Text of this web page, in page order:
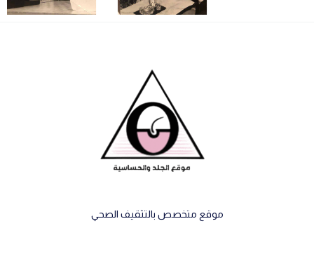
موقع متخصص بالتثقيف الصحي